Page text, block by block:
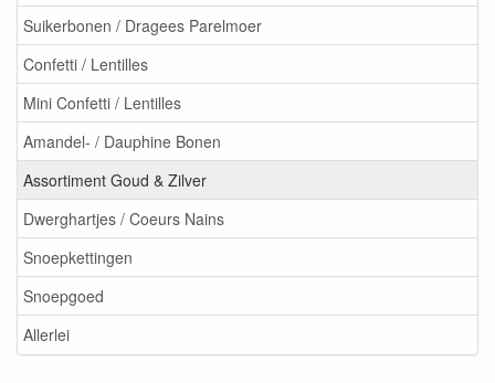
Suikerbonen / Dragees Parelmoer
Confetti / Lentilles
Mini Confetti / Lentilles
Amandel- / Dauphine Bonen
Assortiment Goud & Zilver
Dwerghartjes / Coeurs Nains
Snoepkettingen
Snoepgoed
Allerlei